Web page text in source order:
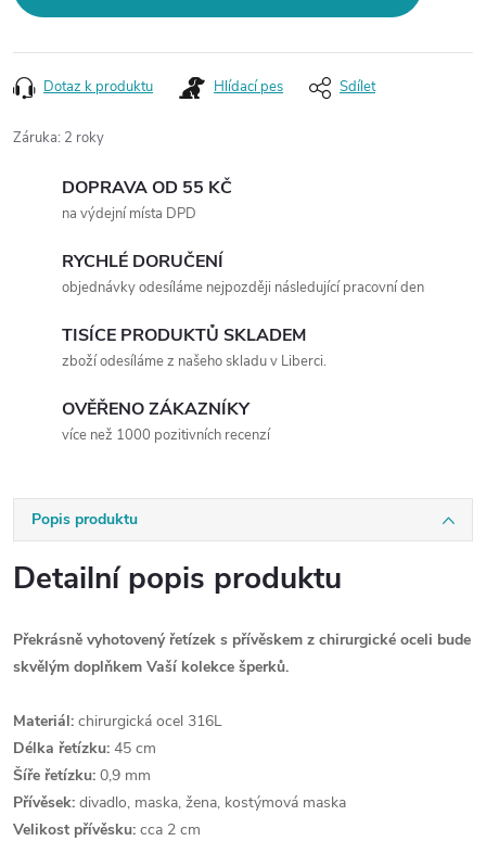
Dotaz k produktu Hlídací pes Sdílet
Záruka: 2 roky
DOPRAVA OD 55 KČ
na výdejní místa DPD
RYCHLÉ DORUČENÍ
objednávky odesíláme nejpozději následující pracovní den
TISÍCE PRODUKTŮ SKLADEM
zboží odesíláme z našeho skladu v Liberci.
OVĚŘENO ZÁKAZNÍKY
více než 1000 pozitivních recenzí
Popis produktu
Detailní popis produktu
Překrásně vyhotovený řetízek s přívěskem z chirurgické oceli bude
skvělým doplňkem Vaší kolekce šperků.
Materiál: chirurgická ocel 316L
Délka řetízku: 45 cm
Šíře řetízku: 0,9 mm
Přívěsek: divadlo, maska, žena, kostýmová maska
Velikost přívěsku: cca 2 cm